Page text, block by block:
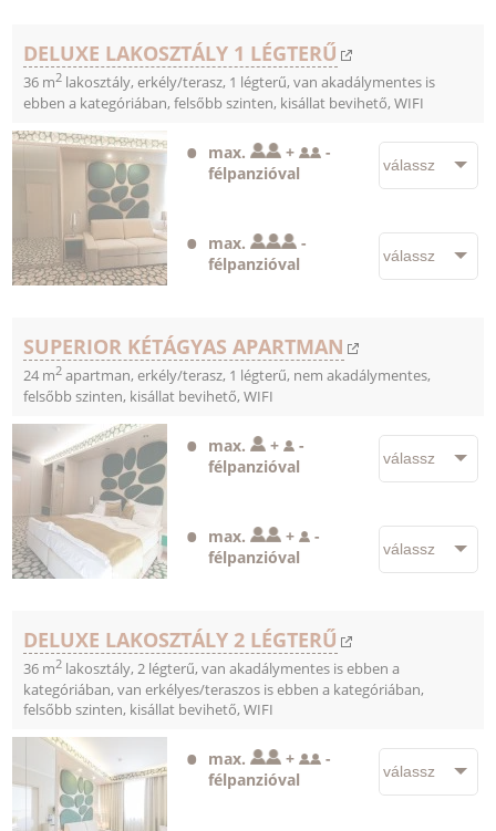
DELUXE LAKOSZTÁLY 1 LÉGTERŰ
36 m2lakosztály, erkély/terasz, 1 légterű, van akadálymentes is
ebben a kategóriában, felsőbb szinten, kisállat bevihető, WIFI
max. +
-
félpanzióval
max.
-
félpanzióval
SUPERIOR KÉTÁGYAS APARTMAN
24 m2apartman, erkély/terasz, 1 légterű, nem akadálymentes,
felsőbb szinten, kisállat bevihető, WIFI
max. +
-
félpanzióval
max. +
-
félpanzióval
DELUXE LAKOSZTÁLY 2 LÉGTERŰ
36 m2lakosztály, 2 légterű, van akadálymentes is ebben a
kategóriában, van erkélyes/teraszos is ebben a kategóriában,
felsőbb szinten, kisállat bevihető, WIFI
max. +
-
félpanzióval